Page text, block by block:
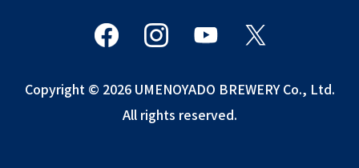
Copyright © 2026 UMENOYADO BREWERY Co., Ltd.
All rights reserved.